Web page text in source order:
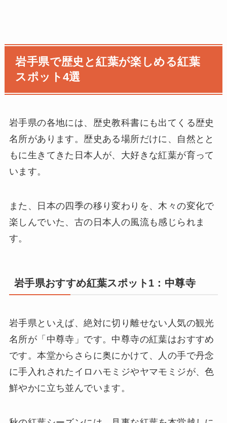
岩手県で歴史と紅葉が楽しめる紅葉
スポット4選
岩手県の各地には、歴史教科書にも出てくる歴史
名所があります。歴史ある場所だけに、自然とと
もに生きてきた日本人が、大好きな紅葉が育って
います。
また、日本の四季の移り変わりを、木々の変化で
楽しんでいた、古の日本人の風流も感じられま
す。
岩手県おすすめ紅葉スポット1：中尊寺
岩手県といえば、絶対に切り離せない人気の観光
名所が「中尊寺」です。中尊寺の紅葉はおすすめ
です。本堂からさらに奥にかけて、人の手で丹念
に手入れされたイロハモミジやヤマモミジが、色
鮮やかに立ち並んでいます。